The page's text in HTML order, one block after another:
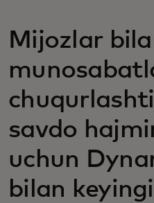
Mijozlar
savdo
uchun
bilan